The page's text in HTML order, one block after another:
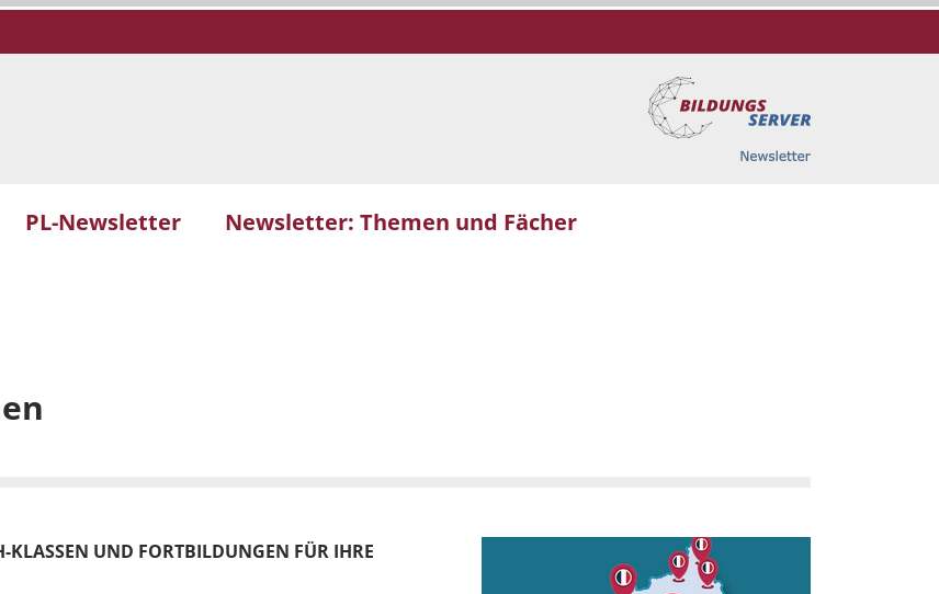
PL-Newsletter Newsletter: Themen und Fächer
KLASSEN UND FORTBILDUNGEN FÜR IHRE